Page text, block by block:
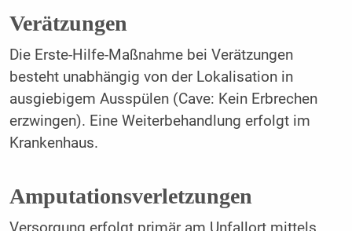
Verätzungen
Die Erste-Hilfe-Maßnahme bei Verätzungen
besteht unabhängig von der Lokalisation in
ausgiebigem Ausspülen (Cave: Kein Erbrechen
erzwingen). Eine Weiterbehandlung erfolgt im
Krankenhaus.
Amputationsverletzungen